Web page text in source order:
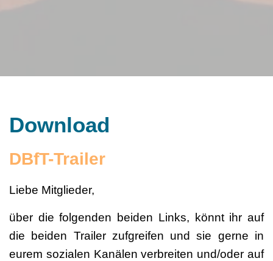
Download
DBfT-Trailer
Liebe Mitglieder,
über die folgenden beiden Links, könnt ihr auf
die beiden Trailer zufgreifen und sie gerne in
eurem sozialen Kanälen verbreiten und/oder auf